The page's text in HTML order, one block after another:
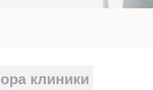
клиники